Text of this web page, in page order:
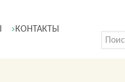
КОНТАКТЫ
Поиск: